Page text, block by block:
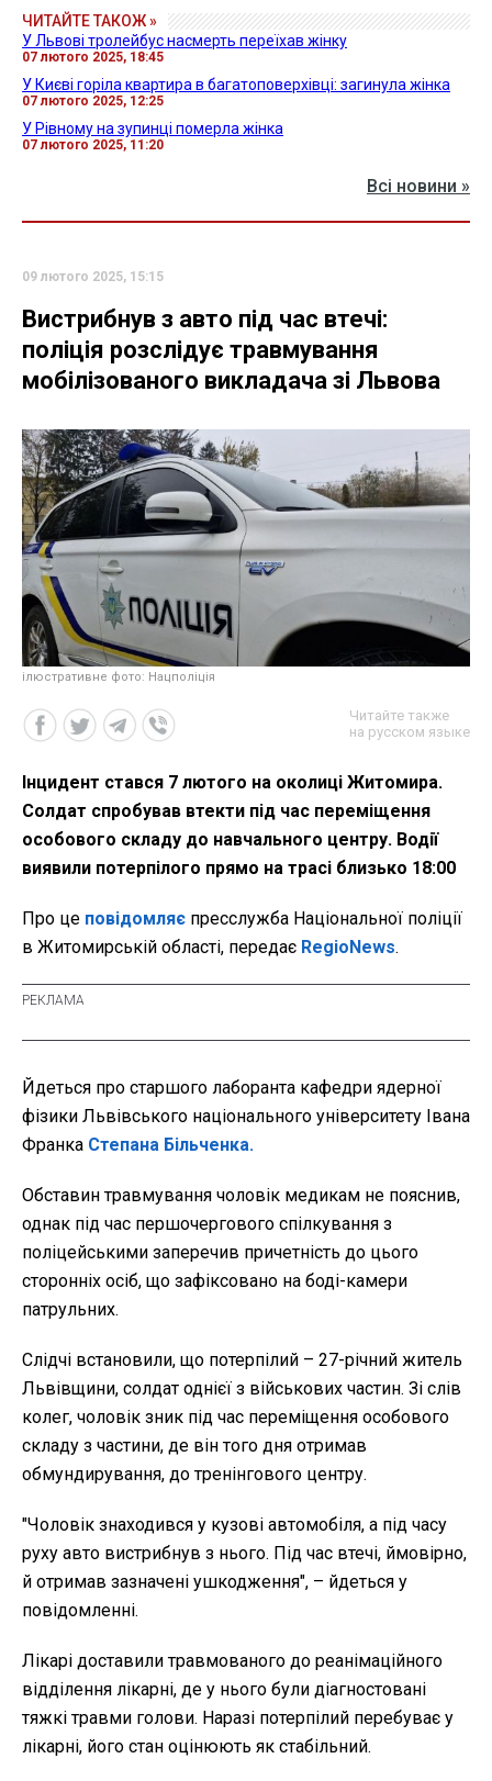
ЧИТАЙТЕ ТАКОЖ »
У Львові тролейбус насмерть переїхав жінку
07 лютого 2025, 18:45
У Києві горіла квартира в багатоповерхівці: загинула жінка
07 лютого 2025, 12:25
У Рівному на зупинці померла жінка
07 лютого 2025, 11:20
Всі новини »
09 лютого 2025, 15:15
Вистрибнув з авто під час втечі:
поліція розслідує травмування
мобілізованого викладача зі Львова
ілюстративне фото: Нацполіція
Читайте также
на русском языке
Інцидент стався 7 лютого на околиці Житомира.
Солдат спробував втекти під час переміщення
особового складу до навчального центру. Водії
виявили потерпілого прямо на трасі близько 18:00
Про це повідомляє пресслужба Національної поліції
в Житомирській області, передає RegioNews.
Йдеться про старшого лаборанта кафедри ядерної
фізики Львівського національного університету Івана
Франка Степана Більченка.
Обставин травмування чоловік медикам не пояснив,
однак під час першочергового спілкування з
поліцейськими заперечив причетність до цього
сторонніх осіб, що зафіксовано на боді-камери
патрульних.
Слідчі встановили, що потерпілий – 27-річний житель
Львівщини, солдат однієї з військових частин. Зі слів
колег, чоловік зник під час переміщення особового
складу з частини, де він того дня отримав
обмундирування, до тренінгового центру.
"Чоловік знаходився у кузові автомобіля, а під часу
руху авто вистрибнув з нього. Під час втечі, ймовірно,
й отримав зазначені ушкодження", – йдеться у
повідомленні.
Лікарі доставили травмованого до реанімаційного
відділення лікарні, де у нього були діагностовані
тяжкі травми голови. Наразі потерпілий перебуває у
лікарні, його стан оцінюють як стабільний.